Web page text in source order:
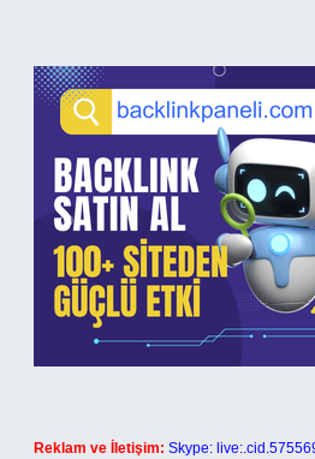
Reklam ve İletişim: Skype: